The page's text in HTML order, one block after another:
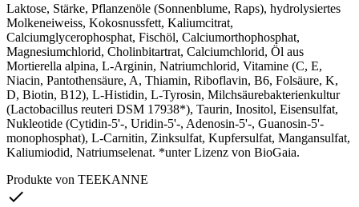
Laktose, Stärke, Pflanzenöle (Sonnenblume, Raps), hydrolysiertes
Molkeneiweiss, Kokosnussfett, Kaliumcitrat,
Calciumglycerophosphat, Fischöl, Calciumorthophosphat,
Magnesiumchlorid, Cholinbitartrat, Calciumchlorid, Öl aus
Mortierella alpina, L-Arginin, Natriumchlorid, Vitamine (C, E,
Niacin, Pantothensäure, A, Thiamin, Riboflavin, B6, Folsäure, K,
D, Biotin, B12), L-Histidin, L-Tyrosin, Milchsäurebakterienkultur
(Lactobacillus reuteri DSM 17938*), Taurin, Inositol, Eisensulfat,
Nukleotide (Cytidin-5'-, Uridin-5'-, Adenosin-5'-, Guanosin-5'-
monophosphat), L-Carnitin, Zinksulfat, Kupfersulfat, Mangansulfat,
Kaliumiodid, Natriumselenat. *unter Lizenz von BioGaia.
Produkte von TEEKANNE
